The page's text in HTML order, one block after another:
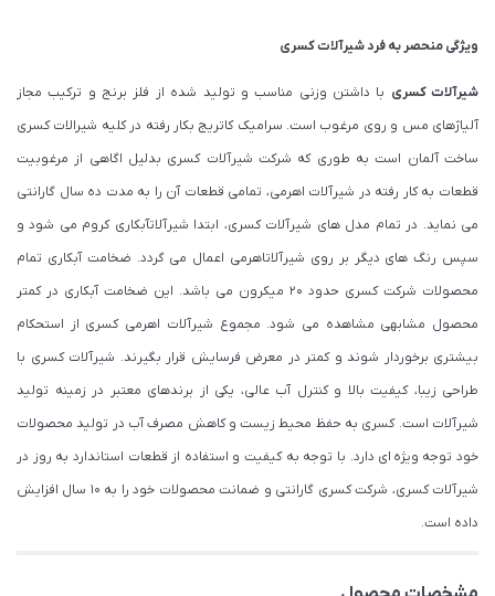
ویژگی منحصر به فرد شیرآلات کسری
شیرآلات کسری با داشتن وزنی مناسب و تولید شده از فلز برنج و ترکیب مجاز
آلیاژهای مس و روی مرغوب است. سرامیک کاتریج بکار رفته در کلیه شیرالات کسری
ساخت آلمان است به طوری که شرکت شیرآلات کسری بدلیل اگاهی از مرغوبیت
قطعات به کار رفته در شیرآلات اهرمی، تمامی قطعات آن را به مدت ده سال گارانتی
می نماید. در تمام مدل های شیرآلات کسری، ابتدا شیرآلاتآبکاری کروم می شود و
سپس رنگ های دیگر بر روی شیرآلاتاهرمی اعمال می گردد. ضخامت آبکاری تمام
محصولات شرکت کسری حدود ۲۰ میکرون می باشد. این ضخامت آبکاری در کمتر
محصول مشابهی مشاهده می شود. مجموع شیرآلات اهرمی کسری از استحکام
بیشتری برخوردار شوند و کمتر در معرض فرسایش قرار بگیرند. شیرآلات کسری با
طراحی زیبا، کیفیت بالا و کنترل آب عالی، یکی از برندهای معتبر در زمینه تولید
شیرآلات است. کسری به حفظ محیط زیست و کاهش مصرف آب در تولید محصولات
خود توجه ویژه ای دارد. با توجه به کیفیت و استفاده از قطعات استاندارد به روز در
شیرآلات کسری، شرکت کسری گارانتی و ضمانت محصولات خود را به 10 سال افزایش
داده است.